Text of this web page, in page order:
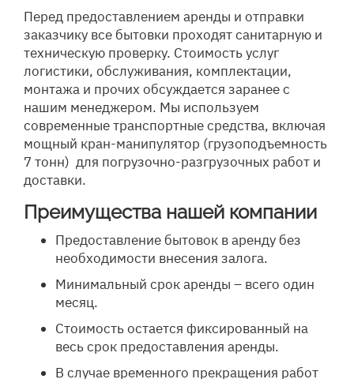
Перед предоставлением аренды и отправки
заказчику все бытовки проходят санитарную и
техническую проверку. Стоимость услуг
логистики, обслуживания, комплектации,
монтажа и прочих обсуждается заранее с
нашим менеджером. Мы используем
современные транспортные средства, включая
мощный кран-манипулятор (грузоподъемность
7 тонн) для погрузочно-разгрузочных работ и
доставки.
Преимущества нашей компании
Предоставление бытовок в аренду без
необходимости внесения залога.
Минимальный срок аренды – всего один
месяц.
Стоимость остается фиксированный на
весь срок предоставления аренды.
В случае временного прекращения работ